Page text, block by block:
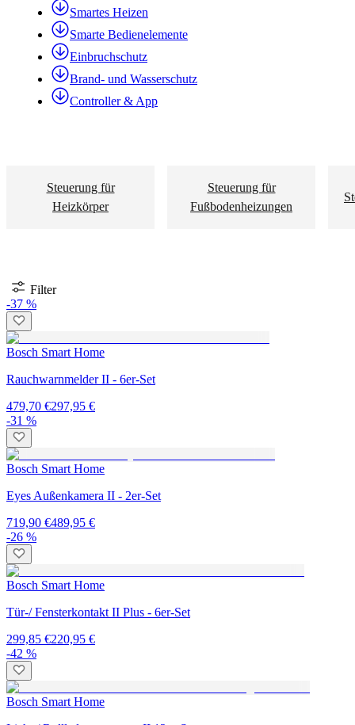
Smartes Heizen
Smarte Bedienelemente
Einbruchschutz
Brand- und Wasserschutz
Controller & App
Steuerung für
Heizkörper
Steuerung für
Fußbodenheizungen
Filter
-37 %
Bosch Smart Home
Rauchwarnmelder II - 6er-Set
479,70 €297,95 €
-31 %
Bosch Smart Home
Eyes Außenkamera II - 2er-Set
719,90 €489,95 €
-26 %
Bosch Smart Home
Tür-/ Fensterkontakt II Plus - 6er-Set
299,85 €220,95 €
-42 %
Bosch Smart Home